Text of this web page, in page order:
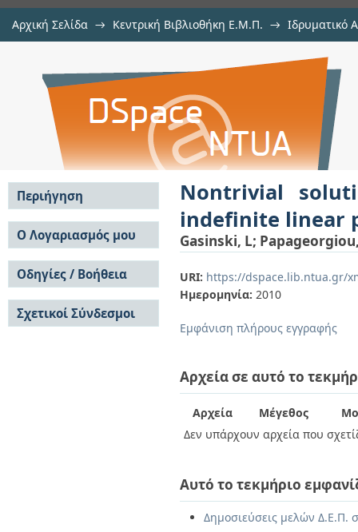
Αρχική Σελίδα → Κεντρική Βιβλιοθήκη Ε.Μ.Π. → Ιδρυματικό
Nontrivial solutions for
Nontrivial
indefinite linear
Gasinski, L;
URI: https://dspace.lib.ntua.gr/
Ημερομηνία: 2010
Εμφάνιση πλήρους εγγραφής
Αρχεία σε αυτό το
Αρχεία Μέγεθος
Δεν υπάρχουν αρχεία που
Αυτό το τεκμήριο
Δημοσιεύσεις μελών Δ.Ε.Π.
Περιήγηση
Σε όλο το DSpace
Κοινότητες & Συλλογές
Ανά Ημερομηνία
Έκδοσης
Συγγραφείς
Τίτλοι
Θέματα
Ο Λογαριασμός μου
Σύνδεση
Εγγραφή
Οδηγίες / Βοήθεια
Οδηγίες Υποβολής
Οδηγίες Χρήσης ΙΑ
Συχνές Ερωτήσεις
Σχετικοί Σύνδεσμοι